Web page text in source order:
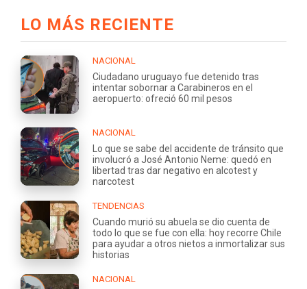
LO MÁS RECIENTE
NACIONAL
Ciudadano uruguayo fue detenido tras
intentar sobornar a Carabineros en el
aeropuerto: ofreció 60 mil pesos
NACIONAL
Lo que se sabe del accidente de tránsito que
involucró a José Antonio Neme: quedó en
libertad tras dar negativo en alcotest y
narcotest
TENDENCIAS
Cuando murió su abuela se dio cuenta de
todo lo que se fue con ella: hoy recorre Chile
para ayudar a otros nietos a inmortalizar sus
historias
NACIONAL